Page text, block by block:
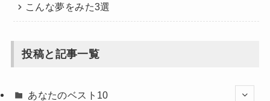
こんな夢をみた3選
投稿と記事一覧
あなたのベスト10